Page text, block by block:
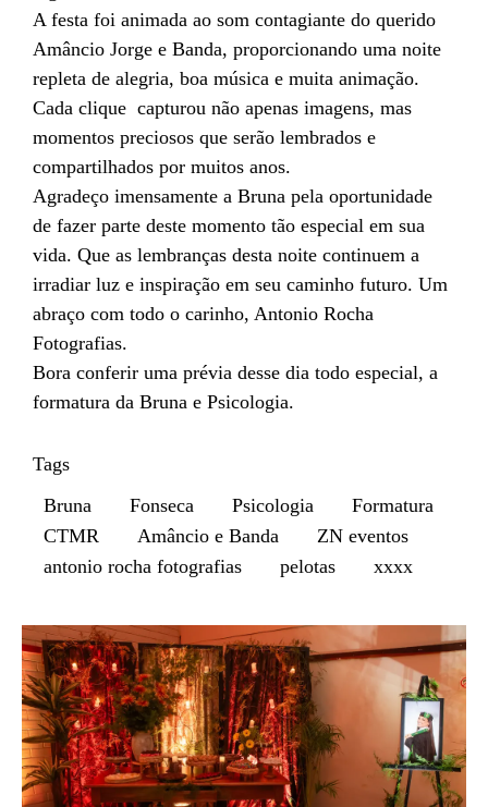
A festa foi animada ao som contagiante do querido
Amâncio Jorge e Banda, proporcionando uma noite
repleta de alegria, boa música e muita animação.
Cada clique capturou não apenas imagens, mas
momentos preciosos que serão lembrados e
compartilhados por muitos anos.
Agradeço imensamente a Bruna pela oportunidade
de fazer parte deste momento tão especial em sua
vida. Que as lembranças desta noite continuem a
irradiar luz e inspiração em seu caminho futuro. Um
abraço com todo o carinho, Antonio Rocha
Fotografias.
Bora conferir uma prévia desse dia todo especial, a
formatura da Bruna e Psicologia.
Tags
Bruna
Fonseca Psicologia
Formatura
CTMR
Amâncio e Banda
ZN eventos
antonio rocha fotografias
pelotas xxxx